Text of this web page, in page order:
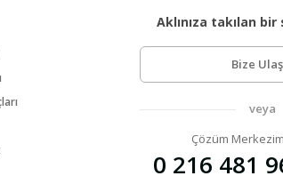
Aklınıza takılan
Bize
veya
Çözüm
0 216 481